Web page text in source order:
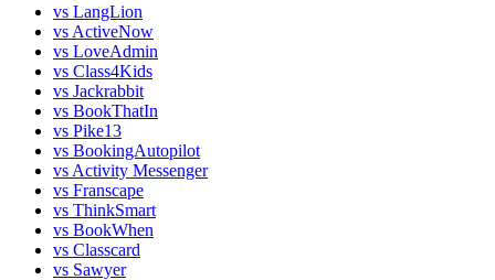
vs LangLion
vs ActiveNow
vs LoveAdmin
vs Class4Kids
vs Jackrabbit
vs BookThatIn
vs Pike13
vs BookingAutopilot
vs Activity Messenger
vs Franscape
vs ThinkSmart
vs BookWhen
vs Classcard
vs Sawyer